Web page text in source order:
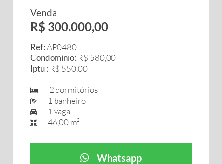
Venda
R$ 300.000,00
Ref:AP0480
Condomínio: R$ 580,00
Iptu : R$ 550,00
2 dormitórios
1 banheiro
1 vaga
46,00 m²
Whatsapp